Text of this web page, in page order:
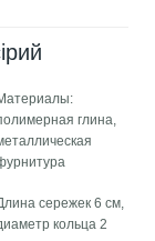
глина,
сережек 6 см,
кольца 2